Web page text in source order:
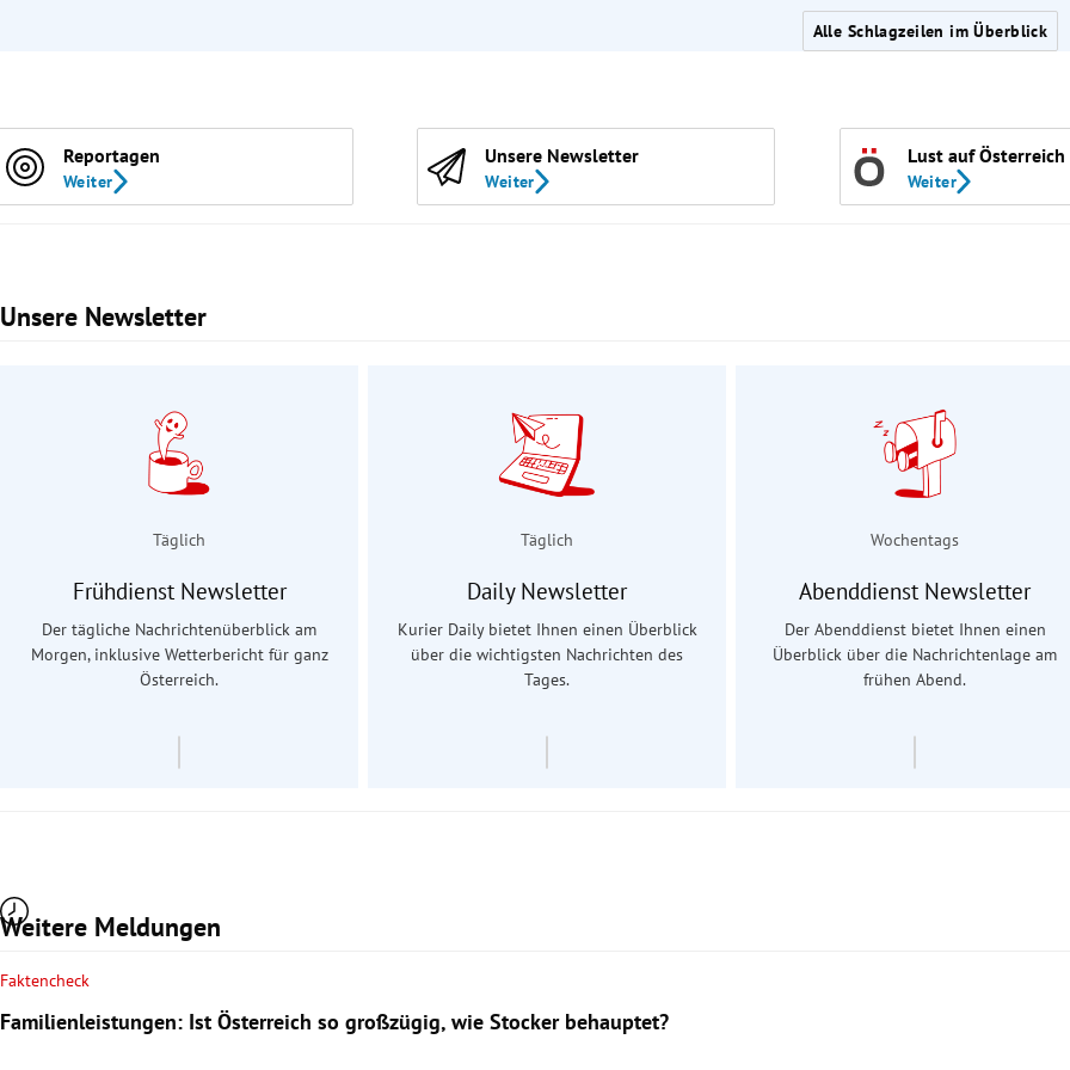
Alle Schlagzeilen im Überblick
Reportagen
Weiter
Unsere Newsletter
Weiter
Lust auf Österreich
Weiter
Unsere Newsletter
Slide 1 von 3
Täglich
Frühdienst Newsletter
Der tägliche Nachrichtenüberblick am
Morgen, inklusive Wetterbericht für ganz
Österreich.
Täglich
Daily Newsletter
Kurier Daily bietet Ihnen einen Überblick
über die wichtigsten Nachrichten des
Tages.
Wochentags
Abenddienst Newsletter
Der Abenddienst bietet Ihnen einen
Überblick über die Nachrichtenlage am
frühen Abend.
Weitere Meldungen
Faktencheck
Familienleistungen: Ist Österreich so großzügig, wie Stocker behauptet?